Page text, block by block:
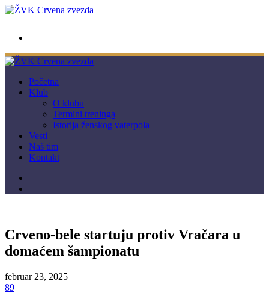
Početna
Klub
O klubu
Termini treninga
Istorija ženskog vaterpola
Vesti
Naš tim
Kontakt
Crveno-bele startuju protiv Vračara u
domaćem šampionatu
februar 23, 2025
89